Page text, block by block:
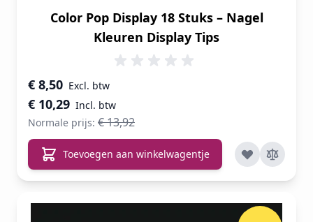
Color Pop Display 18 Stuks – Nagel
Kleuren Display Tips
Speciale prijs
€ 10,29
€ 8,50
Normale prijs: € 13,92
Toevoegen aan winkelwagentje